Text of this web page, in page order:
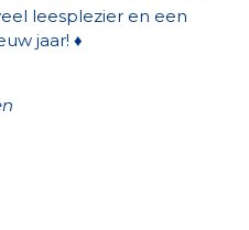
leesplezier en een
jaar! ♦